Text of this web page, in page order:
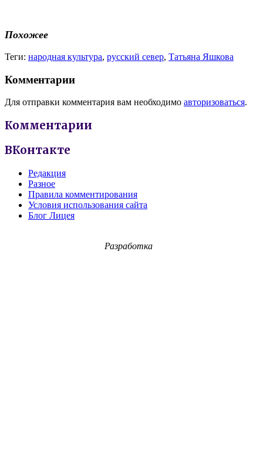
Похожее
Теги: народная культура, русский север, Татьяна Яшкова
Комментарии
Для отправки комментария вам необходимо авторизоваться.
Комментарии
ВКонтакте
Редакция
Разное
Правила комментирования
Условия использования сайта
Блог Лицея
Разработка